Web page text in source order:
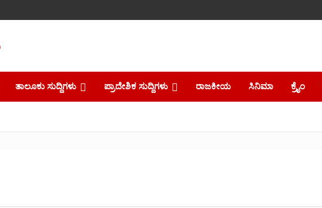
|
ತಾಲೂಕು ಸುದ್ದಿಗಳು ಪ್ರಾದೇಶಿಕ ಸುದ್ದಿಗಳು ರಾಜಕೀಯ ಸಿನಿಮಾ ಕ್ರೈಂ